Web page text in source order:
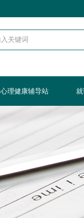
心理健康辅导站